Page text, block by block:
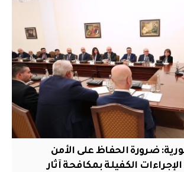
ضرورة الحفاظ على الأمن
الإجراءات الكفيلة بمكافحة آثار